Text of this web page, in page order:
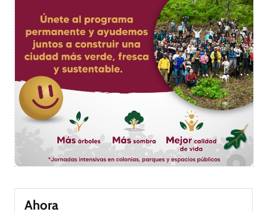
Ahora